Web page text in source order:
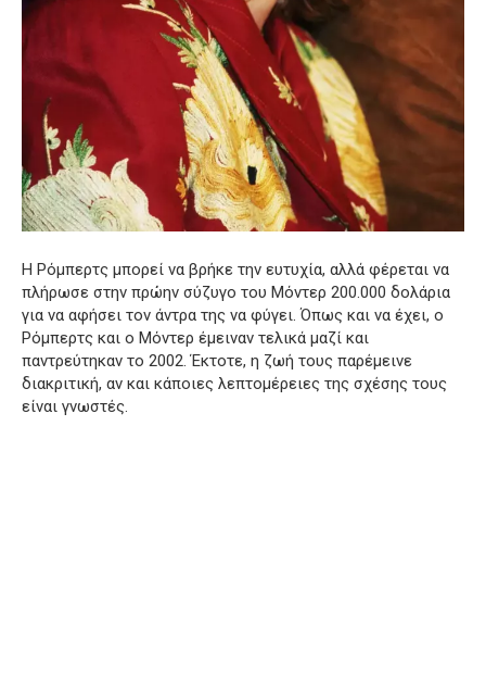
Η Ρόμπερτς μπορεί να βρήκε την ευτυχία, αλλά φέρεται να
πλήρωσε στην πρώην σύζυγο του Μόντερ 200.000 δολάρια
για να αφήσει τον άντρα της να φύγει. Όπως και να έχει, ο
Ρόμπερτς και ο Μόντερ έμειναν τελικά μαζί και
παντρεύτηκαν το 2002. Έκτοτε, η ζωή τους παρέμεινε
διακριτική, αν και κάποιες λεπτομέρειες της σχέσης τους
είναι γνωστές.